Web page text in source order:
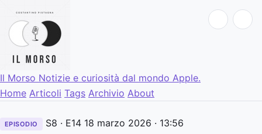
Il Morso Notizie e curiosità dal mondo Apple.
Home Articoli Tags Archivio About
EPISODIO S8 · E14 18 marzo 2026 · 13:56